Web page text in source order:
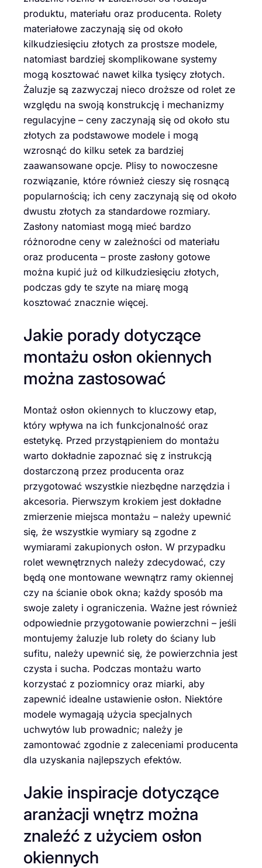
produktu, materiału oraz producenta. Rolety
materiałowe zaczynają się od około
kilkudziesięciu złotych za prostsze modele,
natomiast bardziej skomplikowane systemy
mogą kosztować nawet kilka tysięcy złotych.
Żaluzje są zazwyczaj nieco droższe od rolet ze
względu na swoją konstrukcję i mechanizmy
regulacyjne – ceny zaczynają się od około stu
złotych za podstawowe modele i mogą
wzrosnąć do kilku setek za bardziej
zaawansowane opcje. Plisy to nowoczesne
rozwiązanie, które również cieszy się rosnącą
popularnością; ich ceny zaczynają się od około
dwustu złotych za standardowe rozmiary.
Zasłony natomiast mogą mieć bardzo
różnorodne ceny w zależności od materiału
oraz producenta – proste zasłony gotowe
można kupić już od kilkudziesięciu złotych,
podczas gdy te szyte na miarę mogą
kosztować znacznie więcej.
Jakie porady dotyczące
montażu osłon okiennych
można zastosować
Montaż osłon okiennych to kluczowy etap,
który wpływa na ich funkcjonalność oraz
estetykę. Przed przystąpieniem do montażu
warto dokładnie zapoznać się z instrukcją
dostarczoną przez producenta oraz
przygotować wszystkie niezbędne narzędzia i
akcesoria. Pierwszym krokiem jest dokładne
zmierzenie miejsca montażu – należy upewnić
się, że wszystkie wymiary są zgodne z
wymiarami zakupionych osłon. W przypadku
rolet wewnętrznych należy zdecydować, czy
będą one montowane wewnątrz ramy okiennej
czy na ścianie obok okna; każdy sposób ma
swoje zalety i ograniczenia. Ważne jest również
odpowiednie przygotowanie powierzchni – jeśli
montujemy żaluzje lub rolety do ściany lub
sufitu, należy upewnić się, że powierzchnia jest
czysta i sucha. Podczas montażu warto
korzystać z poziomnicy oraz miarki, aby
zapewnić idealne ustawienie osłon. Niektóre
modele wymagają użycia specjalnych
uchwytów lub prowadnic; należy je
zamontować zgodnie z zaleceniami producenta
dla uzyskania najlepszych efektów.
Jakie inspiracje dotyczące
aranżacji wnętrz można
znaleźć z użyciem osłon
okiennych